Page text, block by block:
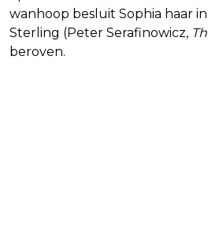
wanhoop besluit Sophia haar
Sterling (Peter Serafinowicz,
beroven.